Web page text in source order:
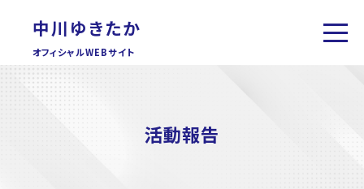
中川ゆきたか
オフィシャルWEBサイト
活動報告